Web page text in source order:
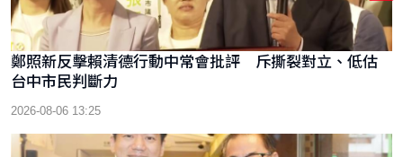
鄭照新反擊賴清德行動中常會批評 斥撕裂對立、低估
台中市民判斷力
2026-08-06 13:25